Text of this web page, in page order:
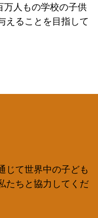
人もの学校の子供
えることを目指して
じて世界中の子ども
たちと協力してくだ